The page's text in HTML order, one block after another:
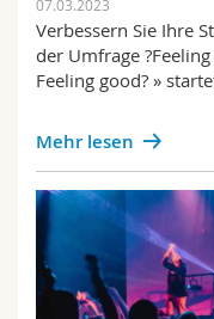
07.03.2023
Verbessern Sie Ihre
der Umfrage
Feeling good? »
Mehr lesen